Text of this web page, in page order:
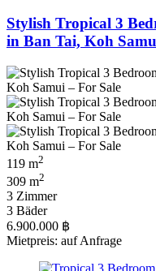
Stylish Tropical 3
in Ban Tai, Koh
119 m2
309 m2
3 Zimmer
3 Bäder
6.900.000 ฿
Mietpreis: auf Anfrage